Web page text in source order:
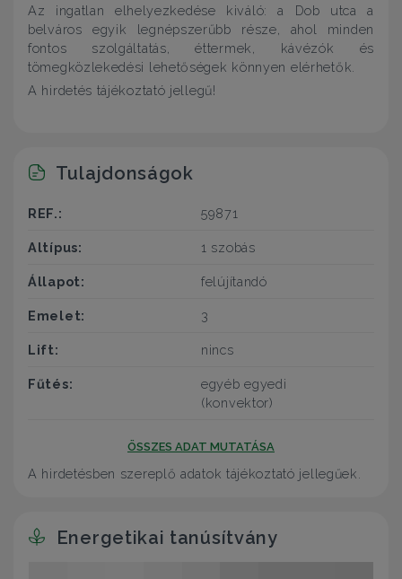
Az ingatlan elhelyezkedése kiváló: a Dob utca a
belváros egyik legnépszerűbb része, ahol minden
fontos szolgáltatás, éttermek, kávézók és
tömegközlekedési lehetőségek könnyen elérhetők.
A hirdetés tájékoztató jellegű!
Tulajdonságok
REF.: 59871
Altípus: 1 szobás
Állapot: felújítandó
Emelet: 3
Lift: nincs
Fűtés:
egyéb egyedi
(konvektor)
ÖSSZES ADAT MUTATÁSA
A hirdetésben szereplő adatok tájékoztató jellegűek.
Energetikai tanúsítvány